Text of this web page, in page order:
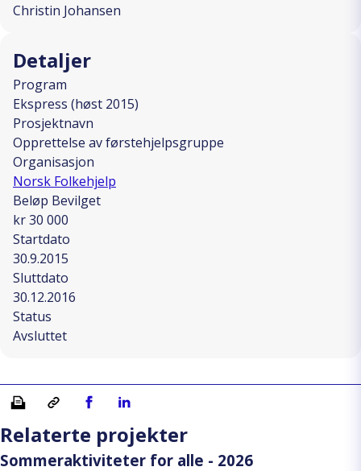
Christin Johansen
Detaljer
Program
Ekspress (høst 2015)
Prosjektnavn
Opprettelse av førstehjelpsgruppe
Organisasjon
Norsk Folkehjelp
Beløp Bevilget
kr 30 000
Startdato
30.9.2015
Sluttdato
30.12.2016
Status
Avsluttet
Skriv ut Kopiera länkDel på Facebook
Del på Linkedin
Relaterte projekter
Sommeraktiviteter for alle - 2026